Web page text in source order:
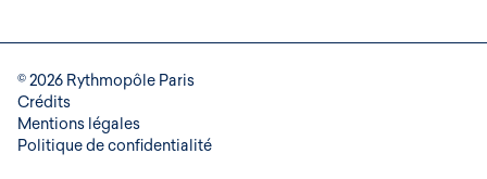
© 2026 Rythmopôle Paris
Crédits
Mentions légales
Politique de confidentialité